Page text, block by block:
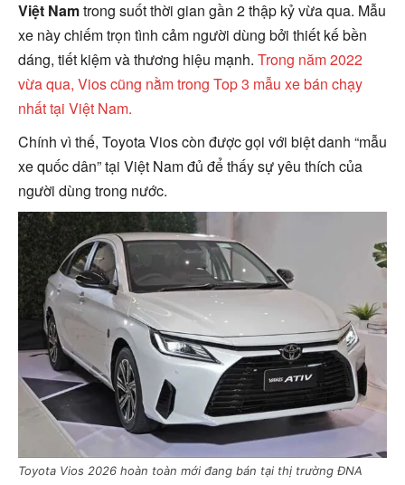
Việt Namtrong suốt thời gian gần 2 thập kỷ vừa qua. Mẫu
xe này chiếm trọn tình cảm người dùng bởi thiết kế bền
dáng, tiết kiệm và thương hiệu mạnh. Trong năm 2022
vừa qua, Vios cũng nằm trong Top 3 mẫu xe bán chạy
nhất tại Việt Nam.
Chính vì thế, Toyota Vios còn được gọi với biệt danh “mẫu
xe quốc dân” tại Việt Nam đủ để thấy sự yêu thích của
người dùng trong nước.
Toyota Vios 2026 hoàn toàn mới đang bán tại thị trường ĐNA